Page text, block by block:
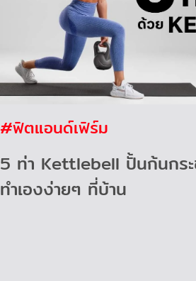
#ฟิตแอนด์เฟิร์ม
5 ท่า Kettlebell ปั้นก้นกระ
ทำเองง่ายๆ ที่บ้าน